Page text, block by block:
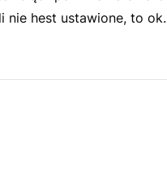
nie hest ustawione, to ok.